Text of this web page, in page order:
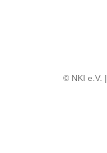
© NKI e.V. |